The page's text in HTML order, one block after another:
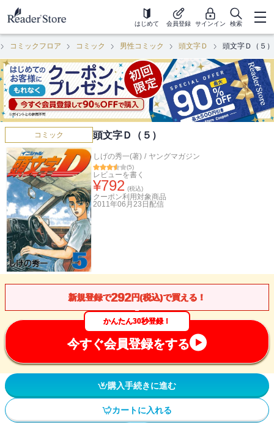
はじめて 会員登録 サインイン 検索
コミックフロア コミック 男性コミック 頭文字Ｄ 頭文字Ｄ（５）
コミック 頭文字Ｄ（５）
しげの秀一(著) / ヤングマガジン
(5)
レビューを書く
¥792 (税込)
クーポン利用対象商品
2011年06月23日 配信
新規登録で292円(税込)で買える！
かんたん30秒登録！
今すぐ会員登録をする
購入手続きに進む
カートに入れる